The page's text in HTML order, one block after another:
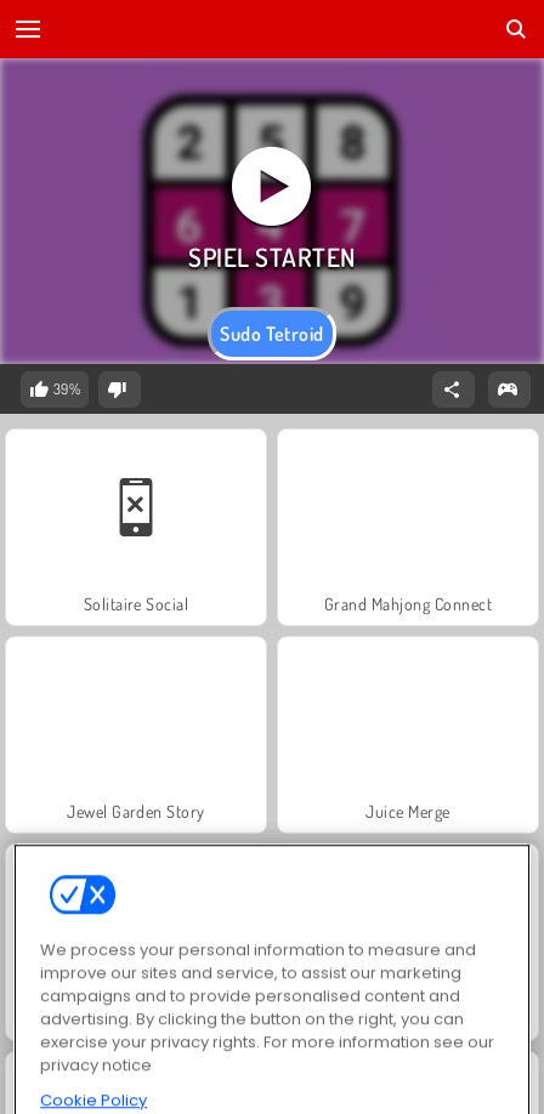
Sudo Tetroid
39%
Solitaire Social Grand Mahjong Connect
Jewel Garden Story Juice Merge
Scala 40 Trollface Quest: USA 2
We process your personal information to measure and
improve our sites and service, to assist our marketing
campaigns and to provide personalised content and
advertising. By clicking the button on the right, you can
exercise your privacy rights. For more information see our
privacy notice
Cookie Policy